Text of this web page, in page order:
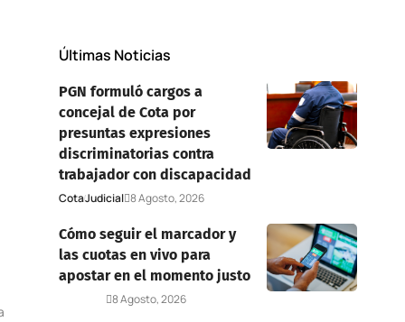
Últimas Noticias
PGN formuló cargos a
concejal de Cota por
presuntas expresiones
discriminatorias contra
trabajador con discapacidad
CotaJudicial 8 Agosto, 2026
Cómo seguir el marcador y
las cuotas en vivo para
apostar en el momento justo
8 Agosto, 2026